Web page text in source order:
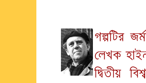
গল্পটির
লেখক
দ্বিতীয়